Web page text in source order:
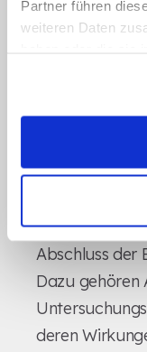
Partner führen
weiteren Daten
fehlenden
lange
nach sich
Gemäß § 630f
Abschluss
Dazu gehören
deren